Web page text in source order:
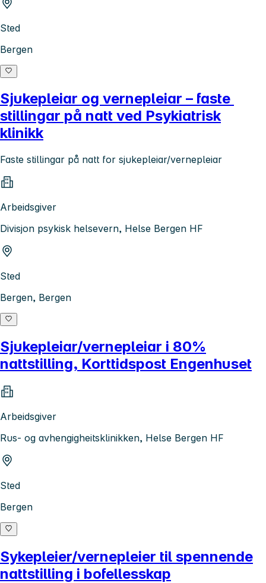
Sted
Bergen
Sjukepleiar og vernepleiar – faste
stillingar på natt ved Psykiatrisk
klinikk
Faste stillingar på natt for sjukepleiar/vernepleiar
Arbeidsgiver
Divisjon psykisk helsevern, Helse Bergen HF
Sted
Bergen, Bergen
Sjukepleiar/vernepleiar i 80%
nattstilling, Korttidspost Engenhuset
Arbeidsgiver
Rus- og avhengigheitsklinikken, Helse Bergen HF
Sted
Bergen
Sykepleier/vernepleier til spennende
nattstilling i bofellesskap